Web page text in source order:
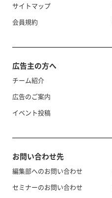
サイトマップ
会員規約
広告主の方へ
チーム紹介
広告のご案内
イベント投稿
お問い合わせ先
編集部へのお問い合わせ
セミナーのお問い合わせ